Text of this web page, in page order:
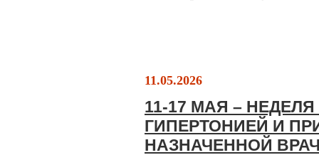
11.05.2026
11-17 МАЯ –
ГИПЕРТОНИЕЙ И
НАЗНАЧЕННОЙ